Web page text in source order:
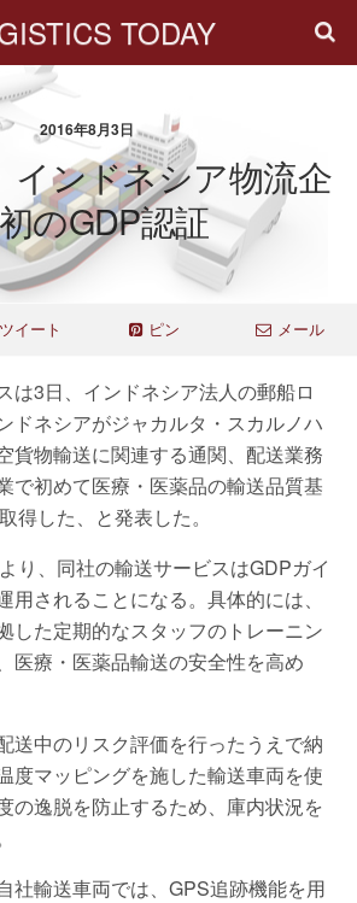
TODAY
2016年8月3日
インドネシア物流企
のGDP認証
ツイート ピン メール
は3日、インドネシア法人の郵船ロ
ドネシアがジャカルタ・スカルノハ
貨物輸送に関連する通関、配送業務
で初めて医療・医薬品の輸送品質基
得した、と発表した。
り、同社の輸送サービスはGDPガイ
用されることになる。具体的には、
した定期的なスタッフのトレーニン
医療・医薬品輸送の安全性を高め
送中のリスク評価を行ったうえで納
度マッピングを施した輸送車両を使
の逸脱を防止するため、庫内状況を
社輸送車両では、GPS追跡機能を用